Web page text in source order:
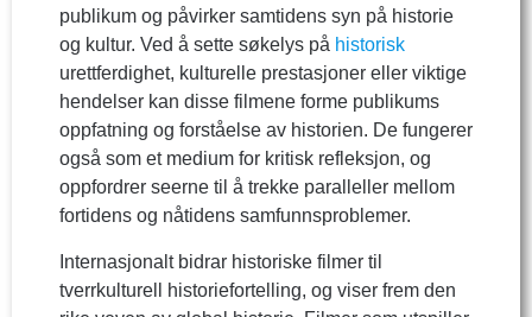
publikum og påvirker samtidens syn på historie
og kultur. Ved å sette søkelys på historisk
urettferdighet, kulturelle prestasjoner eller viktige
hendelser kan disse filmene forme publikums
oppfatning og forståelse av historien. De fungerer
også som et medium for kritisk refleksjon, og
oppfordrer seerne til å trekke paralleller mellom
fortidens og nåtidens samfunnsproblemer.
Internasjonalt bidrar historiske filmer til
tverrkulturell historiefortelling, og viser frem den